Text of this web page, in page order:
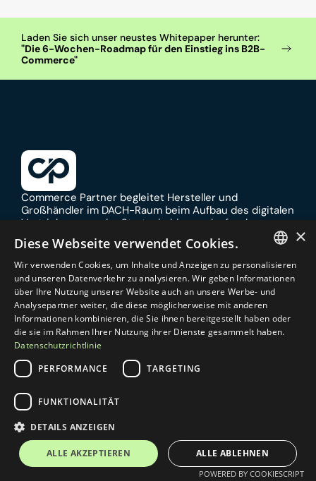
"Die 6-Wochen-Roadmap für den Einstieg ins B2B-
Commerce"
Commerce Partner begleitet Hersteller und
Großhändler im DACH-Raum beim Aufbau des digitalen
Vertriebs – von der Strategie bis zum laufenden
Betrieb.
Mit Shopware, B2B E-Commerce und B2B
Kundenportalen entstehen Lösungen, die Prozesse
vereinfachen und Vertrieb im Alltag besser
unterstützen.
Technologien
Shopware Agentur
Shopify Agentur
Akeneo PIM
Reybex ERP
Pickware für Shopware
KlickTipp
Lösungen
Strategie Entwicklung
Externe E-Commerce Abteilung
Digitales Kundenportal
E-Commerce Beirat
B2B Marketing
GERMAN
ENGLISH
×
Diese Webseite verwendet Cookies.
Wir verwenden Cookies, um Inhalte und Anzeigen zu personalisieren
und unseren Datenverkehr zu analysieren. Wir geben Informationen
über Ihre Nutzung unserer Website auch an unsere Werbe- und
Analysepartner weiter, die diese möglicherweise mit anderen
Informationen kombinieren, die Sie ihnen bereitgestellt haben oder
die sie im Rahmen Ihrer Nutzung ihrer Dienste gesammelt haben.
Datenschutzrichtlinie
PERFORMANCE
TARGETING
FUNKTIONALITÄT
DETAILS ANZEIGEN
ALLE AKZEPTIEREN ALLE ABLEHNEN
POWERED BY COOKIESCRIPT